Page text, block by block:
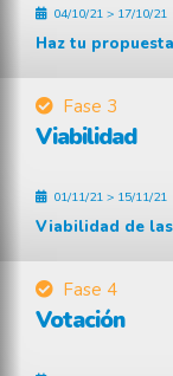
04/10/21 > 17/10/21
Haz tu propuesta
Fase 3
Viabilidad
01/11/21 > 15/11/21
Viabilidad de
Fase 4
Votación